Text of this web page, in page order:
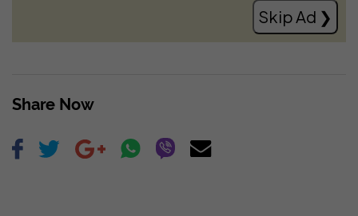
Skip Ad ❯
Share Now